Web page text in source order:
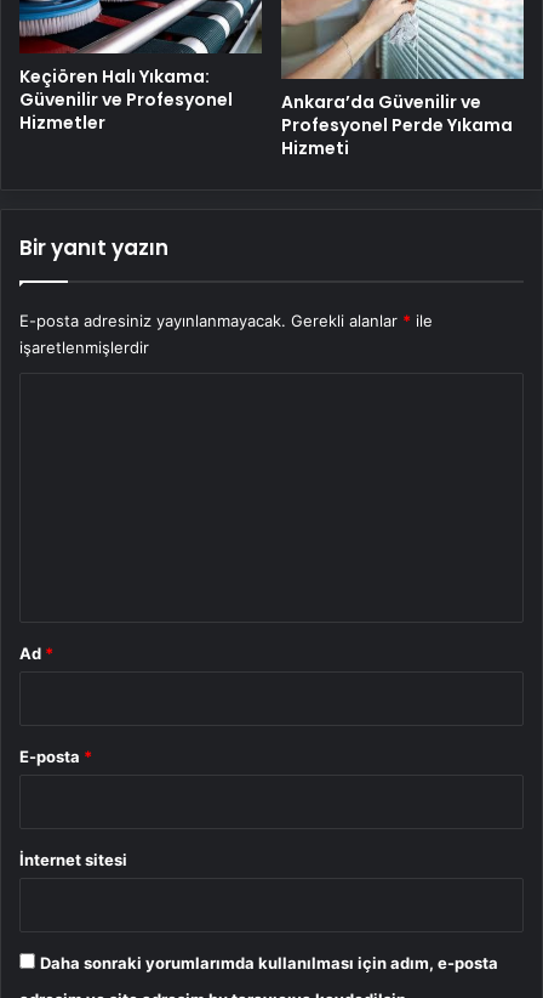
Keçiören Halı Yıkama:
Güvenilir ve Profesyonel
Hizmetler
Ankara’da Güvenilir ve
Profesyonel Perde Yıkama
Hizmeti
Bir yanıt yazın
E-posta adresiniz yayınlanmayacak. Gerekli alanlar * ile
işaretlenmişlerdir
Ad *
E-posta *
İnternet sitesi
Daha sonraki yorumlarımda kullanılması için adım, e-posta